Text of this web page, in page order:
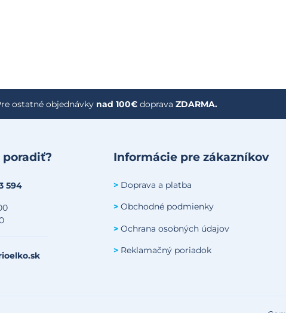
ostatné objednávky nad 100€ doprava ZDARMA.
594
Informácie pre zákazníkov
> Doprava a platba
> Obchodné podmienky
> Ochrana osobných údajov
> Reklamačný poriadok